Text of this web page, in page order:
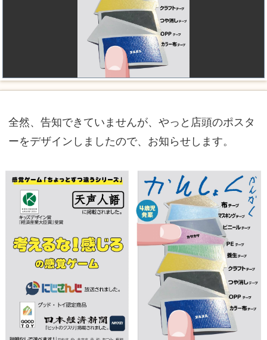
全然、告知できていませんが、やっと店頭のポスタ
ーをデザインしましたので、お知らせします。